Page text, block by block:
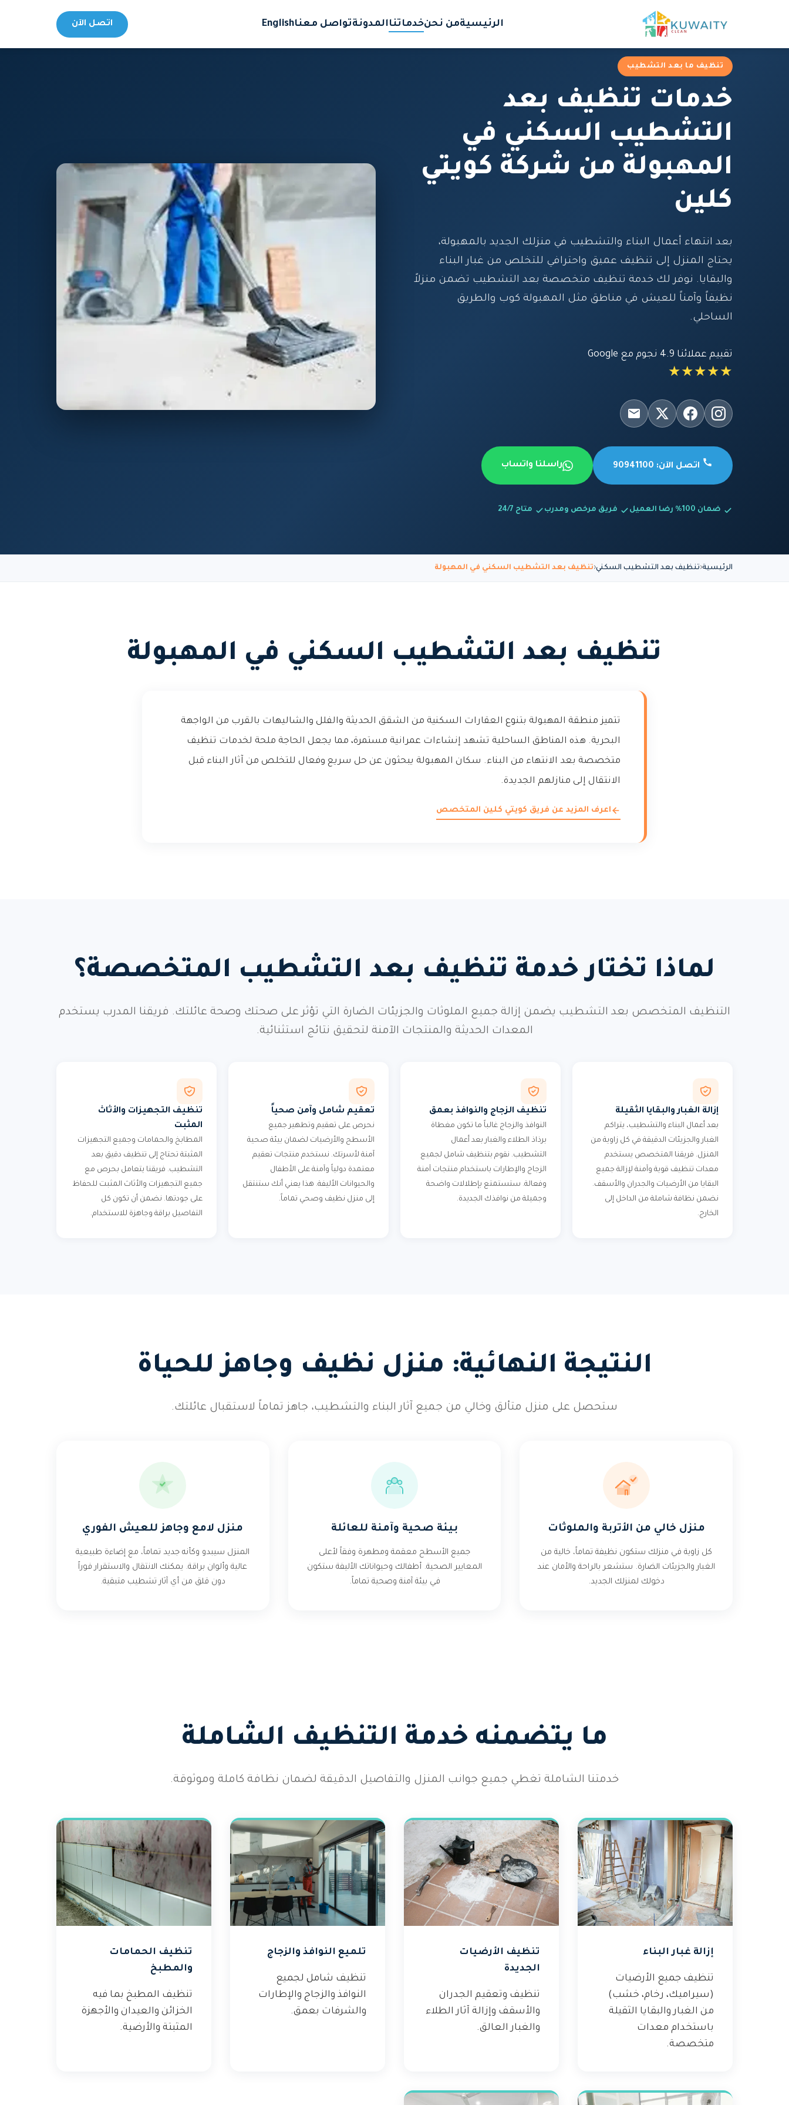
الرئيسيةمن نحنخدماتناالمدونةتواصل معناEnglish اتصل الآن
تنظيف ما بعد التشطيب
خدمات تنظيف بعد
التشطيب السكني في
المهبولة من شركة كويتي
كلين
بعد انتهاء أعمال البناء والتشطيب في منزلك الجديد بالمهبولة،
يحتاج المنزل إلى تنظيف عميق واحترافي للتخلص من غبار البناء
والبقايا. نوفر لك خدمة تنظيف متخصصة بعد التشطيب تضمن منزلاً
نظيفاً وآمناً للعيش في مناطق مثل المهبولة كوب والطريق
الساحلي.
تقييم عملائنا 4.9 نجوم مع Google
★★★★★
اتصل الآن: 90941100 راسلنا واتساب
ضمان 100% رضا العميل فريق مرخص ومدرب متاح 24/7
الرئيسية تنظيف بعد التشطيب السكني تنظيف بعد التشطيب السكني في المهبولة
تنظيف بعد التشطيب السكني في المهبولة
تتميز منطقة المهبولة بتنوع العقارات السكنية من الشقق الحديثة والفلل والشاليهات بالقرب من الواجهة
البحرية. هذه المناطق الساحلية تشهد إنشاءات عمرانية مستمرة، مما يجعل الحاجة ملحة لخدمات تنظيف
متخصصة بعد الانتهاء من البناء. سكان المهبولة يبحثون عن حل سريع وفعال للتخلص من آثار البناء قبل
الانتقال إلى منازلهم الجديدة.
اعرف المزيد عن فريق كويتي كلين المتخصص
لماذا تختار خدمة تنظيف بعد التشطيب المتخصصة؟
التنظيف المتخصص بعد التشطيب يضمن إزالة جميع الملوثات والجزيئات الضارة التي تؤثر على صحتك وصحة عائلتك. فريقنا المدرب يستخدم
المعدات الحديثة والمنتجات الآمنة لتحقيق نتائج استثنائية.
إزالة الغبار والبقايا الثقيلة
بعد أعمال البناء والتشطيب، يتراكم
الغبار والجزيئات الدقيقة في كل زاوية من
المنزل. فريقنا المتخصص يستخدم
معدات تنظيف قوية وآمنة لإزالة جميع
البقايا من الأرضيات والجدران والأسقف.
نضمن نظافة شاملة من الداخل إلى
الخارج.
تنظيف الزجاج والنوافذ بعمق
النوافذ والزجاج غالباً ما تكون مغطاة
برذاذ الطلاء والغبار بعد أعمال
التشطيب. نقوم بتنظيف شامل لجميع
الزجاج والإطارات باستخدام منتجات آمنة
وفعالة. ستستمتع بإطلالات واضحة
وجميلة من نوافذك الجديدة.
تعقيم شامل وآمن صحياً
نحرص على تعقيم وتطهير جميع
الأسطح والأرضيات لضمان بيئة صحية
آمنة لأسرتك. نستخدم منتجات تعقيم
معتمدة دولياً وآمنة على الأطفال
والحيوانات الأليفة. هذا يعني أنك ستنتقل
إلى منزل نظيف وصحي تماماً.
تنظيف التجهيزات والأثاث
المثبت
المطابخ والحمامات وجميع التجهيزات
المثبتة تحتاج إلى تنظيف دقيق بعد
التشطيب. فريقنا يتعامل بحرص مع
جميع التجهيزات والأثاث المثبت للحفاظ
على جودتها. نضمن أن تكون كل
التفاصيل براقة وجاهزة للاستخدام.
النتيجة النهائية: منزل نظيف وجاهز للحياة
ستحصل على منزل متألق وخالي من جميع آثار البناء والتشطيب، جاهز تماماً لاستقبال عائلتك.
منزل خالي من الأتربة والملوثات
كل زاوية في منزلك ستكون نظيفة تماماً، خالية من
الغبار والجزيئات الضارة. ستشعر بالراحة والأمان عند
دخولك لمنزلك الجديد.
بيئة صحية وآمنة للعائلة
جميع الأسطح معقمة ومطهرة وفقاً لأعلى
المعايير الصحية. أطفالك وحيواناتك الأليفة ستكون
في بيئة آمنة وصحية تماماً.
منزل لامع وجاهز للعيش الفوري
المنزل سيبدو وكأنه جديد تماماً، مع إضاءة طبيعية
عالية وألوان براقة. يمكنك الانتقال والاستقرار فوراً
دون قلق من أي آثار تشطيب متبقية.
ما يتضمنه خدمة التنظيف الشاملة
خدمتنا الشاملة تغطي جميع جوانب المنزل والتفاصيل الدقيقة لضمان نظافة كاملة وموثوقة.
إزالة غبار البناء
تنظيف جميع الأرضيات
(سيراميك، رخام، خشب)
من الغبار والبقايا الثقيلة
باستخدام معدات
متخصصة.
تنظيف الأرضيات
الجديدة
تنظيف وتعقيم الجدران
والأسقف وإزالة آثار الطلاء
والغبار العالق.
تلميع النوافذ والزجاج
تنظيف شامل لجميع
النوافذ والزجاج والإطارات
والشرفات بعمق.
تنظيف الحمامات
والمطبخ
تنظيف المطبخ بما فيه
الخزائن والعيدان والأجهزة
المثبتة والأرضية.